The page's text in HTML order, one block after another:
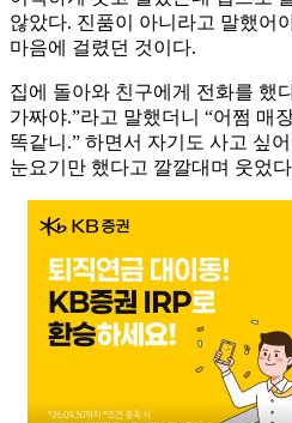
않았다. 진품이 아니라고 말했어
마음에 걸렸던 것이다.
집에 돌아와 친구에게 전화를 했
가짜야.”라고 말했더니 “어쩜 매
똑같니.” 하면서 자기도 사고 싶
눈요기만 했다고 깔깔대며 웃었